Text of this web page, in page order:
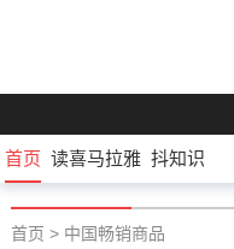
首页 读喜马拉雅 抖知识
首页 > 中国畅销商品